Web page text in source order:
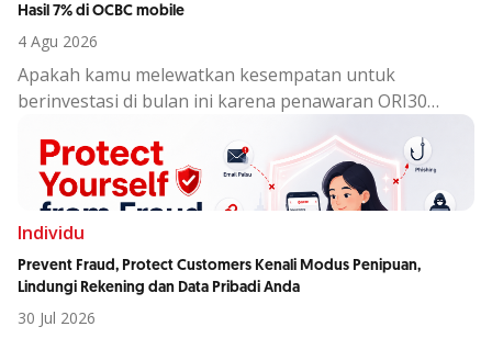
Hasil 7% di OCBC mobile
4 Agu 2026
Apakah kamu melewatkan kesempatan untuk
berinvestasi di bulan ini karena penawaran ORI30
Individu
Prevent Fraud, Protect Customers Kenali Modus Penipuan,
Lindungi Rekening dan Data Pribadi Anda
30 Jul 2026